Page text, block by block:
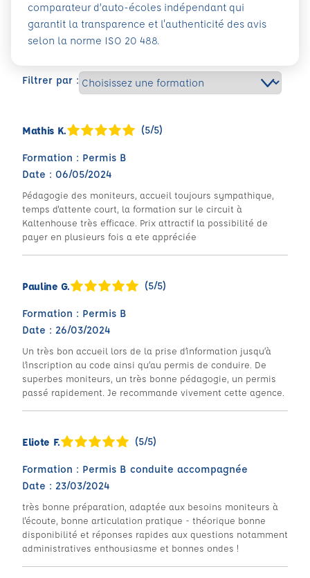
Filtrer par :
Mathis K. (5/5)
Formation : Permis B
Date : 06/05/2024
Pédagogie des moniteurs, accueil toujours sympathique,
temps d'attente court, la formation sur le circuit à
Kaltenhouse très efficace. Prix attractif la possibilité de
payer en plusieurs fois a ete appréciée
Pauline G. (5/5)
Formation : Permis B
Date : 26/03/2024
Un très bon accueil lors de la prise d’information jusqu’à
l’inscription au code ainsi qu’au permis de conduire. De
superbes moniteurs, un très bonne pédagogie, un permis
passé rapidement. Je recommande vivement cette agence.
Eliote F. (5/5)
Formation : Permis B conduite accompagnée
Date : 23/03/2024
très bonne préparation, adaptée aux besoins moniteurs à
l'écoute, bonne articulation pratique - théorique bonne
disponibilité et réponses rapides aux questions notamment
administratives enthousiasme et bonnes ondes !
comparateur d’auto-écoles indépendant qui
garantit la transparence et l'authenticité des avis
selon la norme ISO 20 488.